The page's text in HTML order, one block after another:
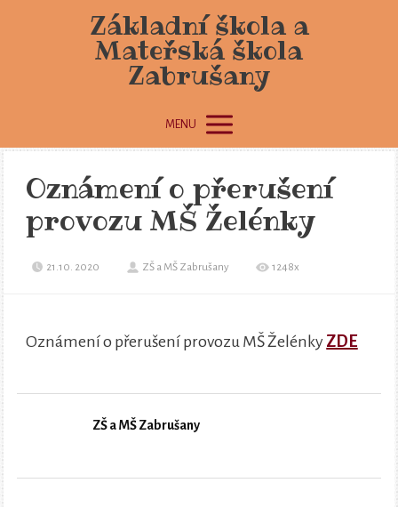
Základní škola a
Mateřská škola
Zabrušany
MENU
Oznámení o přerušení
provozu MŠ Želénky
21.10. 2020 ZŠ a MŠ Zabrušany 1248x
Oznámení o přerušení provozu MŠ Želénky ZDE
ZŠ a MŠ Zabrušany